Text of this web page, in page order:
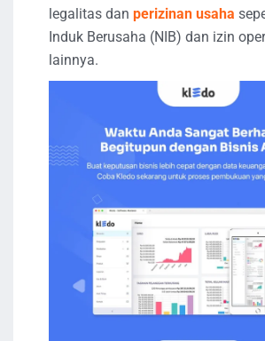
legalitas dan perizinan usaha
Induk Berusaha (NIB) dan izin
lainnya.